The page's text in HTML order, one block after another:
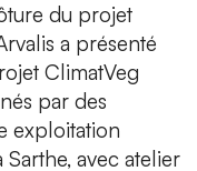
du projet
a présenté
ClimatVeg
par des
exploitation
avec atelier